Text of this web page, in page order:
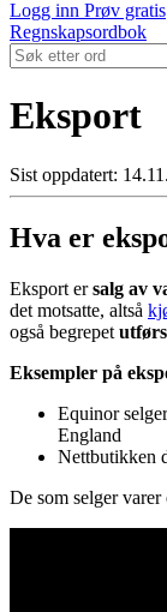
Logg inn Prøv gratis
Regnskapsordbok
Eksport
Sist oppdatert:
Hva er
Eksport ersalg av
det motsatte, altså
også begrepet
Eksempler på
Equinor
England
Nettbutikken
De som selger